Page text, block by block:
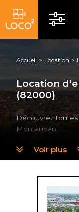
Accueil Location
Location
(82000)
Découvrez
Montauban.
Voir plus